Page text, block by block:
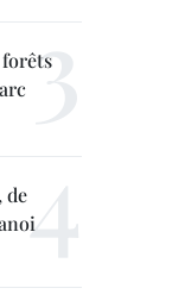
forêts
de